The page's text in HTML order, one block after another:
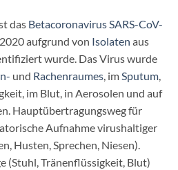
das BetacoronavirusSARS-CoV-
aufgrund von Isolaten aus
wurde. Das Virus wurde
und Rachenraumes, imSputum,
im Blut, in Aerosolen und auf
Hauptübertragungsweg für
Aufnahme virushaltiger
Husten, Sprechen, Niesen).
(Stuhl, Tränenflüssigkeit, Blut)